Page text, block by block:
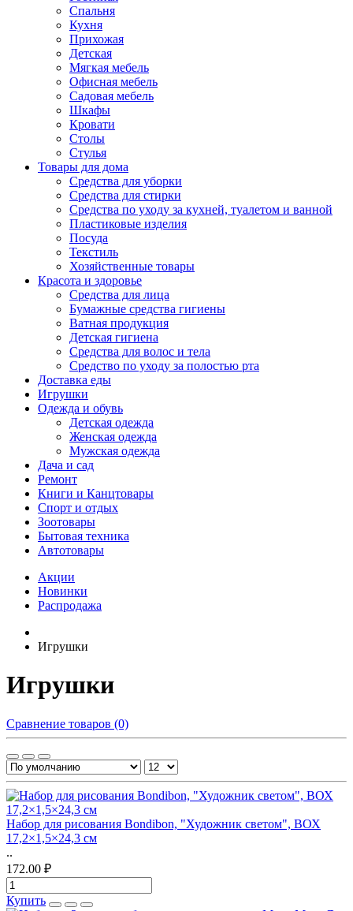
Спальня
Кухня
Прихожая
Детская
Мягкая мебель
Офисная мебель
Садовая мебель
Шкафы
Кровати
Столы
Стулья
Товары для дома
Средства для уборки
Средства для стирки
Средства по уходу за кухней, туалетом и ванной
Пластиковые изделия
Посуда
Текстиль
Хозяйственные товары
Красота и здоровье
Средства для лица
Бумажные средства гигиены
Ватная продукция
Детская гигиена
Средства для волос и тела
Средство по уходу за полостью рта
Доставка еды
Игрушки
Одежда и обувь
Детская одежда
Женская одежда
Мужская одежда
Дача и сад
Ремонт
Книги и Канцтовары
Спорт и отдых
Зоотовары
Бытовая техника
Автотовары
Акции
Новинки
Распродажа
Игрушки
Игрушки
Сравнение товаров (0)
Набор для рисования Bondibon, "Художник светом", ВОХ
17,2×1,5×24,3 см
..
172.00 ₽
Купить